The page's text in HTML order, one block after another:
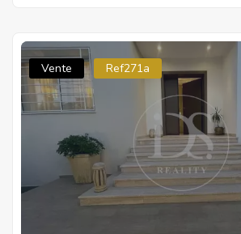
Vente Ref271a